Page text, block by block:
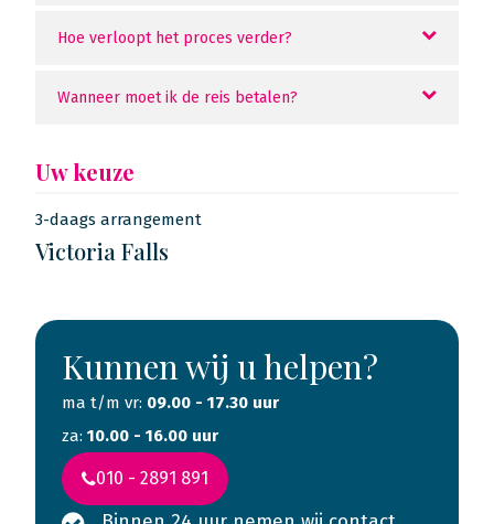
Hoe verloopt het proces verder?
Wanneer moet ik de reis betalen?
Uw keuze
3-daags arrangement
Victoria Falls
Kunnen wij u helpen?
ma t/m vr: 09.00 - 17.30 uur
za: 10.00 - 16.00 uur
010 - 2891 891